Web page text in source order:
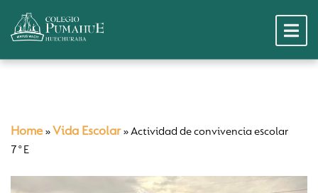
Home » Vida Escolar»Actividad de convivencia escolar
7°E